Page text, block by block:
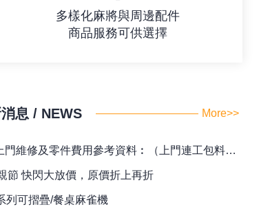
多樣化麻將與周邊配件
商品服務可供選擇
息 / NEWS More>>
維修及零件費用參考資料︰（上門連工包料全包價）
節 快閃大放價，原價折上再折
列可摺疊/餐桌麻雀機